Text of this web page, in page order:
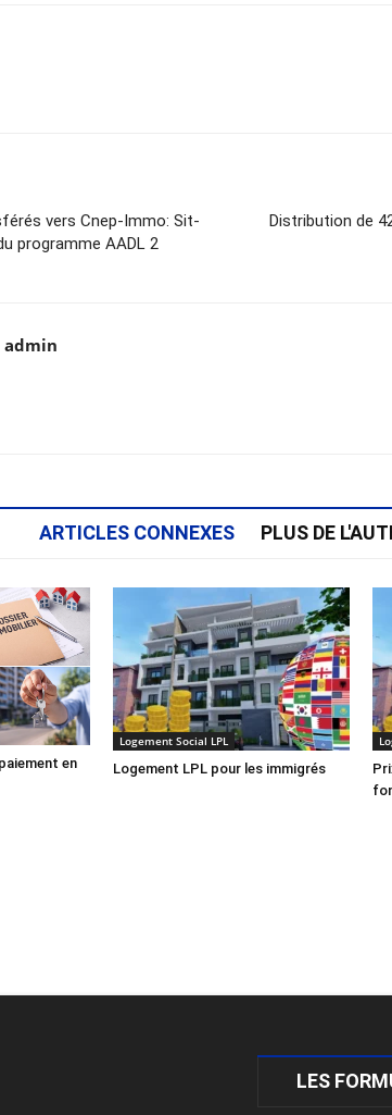
vers Cnep-Immo: Sit-
programme AADL 2
Distribution de
admin
ARTICLES CONNEXES PLUS DE
en
Logement Social LPL
Logement LPL pour les immigrés
LES